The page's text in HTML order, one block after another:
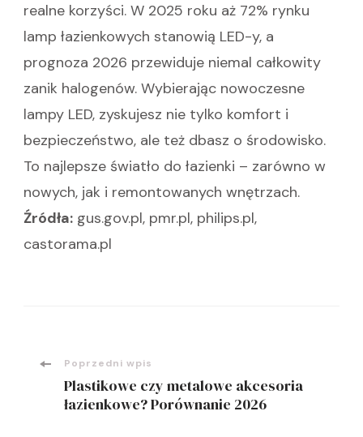
realne korzyści. W 2025 roku aż 72% rynku
lamp łazienkowych stanowią LED-y, a
prognoza 2026 przewiduje niemal całkowity
zanik halogenów. Wybierając nowoczesne
lampy LED, zyskujesz nie tylko komfort i
bezpieczeństwo, ale też dbasz o środowisko.
To najlepsze światło do łazienki – zarówno w
nowych, jak i remontowanych wnętrzach.
Źródła: gus.gov.pl, pmr.pl, philips.pl,
castorama.pl
Nawigacja
wpisu
Poprzedni wpis
Plastikowe czy metalowe akcesoria
łazienkowe? Porównanie 2026